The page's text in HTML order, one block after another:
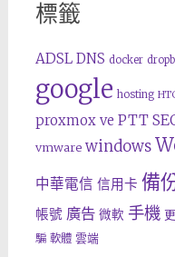
標籤
ADSL DNS docker
google hosting
proxmox ve PTT
vmware windows
中華電信 信用卡 備
帳號 廣告 微軟 手機
騙 軟體 雲端